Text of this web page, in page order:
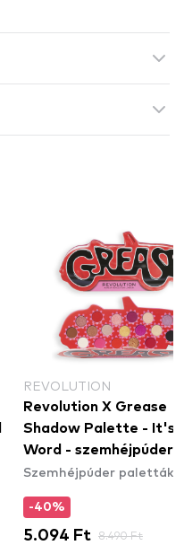
REVOLUTION
Revolution X Grease
Shadow Palette - It's
Word - szemhéjpúder
paletta
Szemhéjpúder paletták
-40%
5.094 Ft 8.490 Ft